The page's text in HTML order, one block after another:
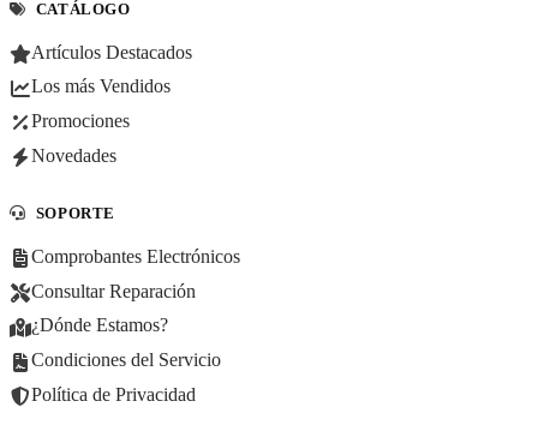
CATÁLOGO
Artículos Destacados
Los más Vendidos
Promociones
Novedades
SOPORTE
Comprobantes Electrónicos
Consultar Reparación
¿Dónde Estamos?
Condiciones del Servicio
Política de Privacidad